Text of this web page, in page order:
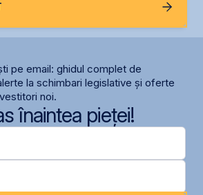
pe email: ghidul complet de
la schimbari legislative și oferte
noi.
înaintea pieței!